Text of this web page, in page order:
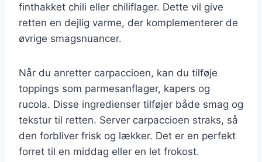
finthakket chili eller chiliflager. Dette vil give
retten en dejlig varme, der komplementerer de
øvrige smagsnuancer.
Når du anretter carpaccioen, kan du tilføje
toppings som parmesanflager, kapers og
rucola. Disse ingredienser tilføjer både smag og
tekstur til retten. Server carpaccioen straks, så
den forbliver frisk og lækker. Det er en perfekt
forret til en middag eller en let frokost.